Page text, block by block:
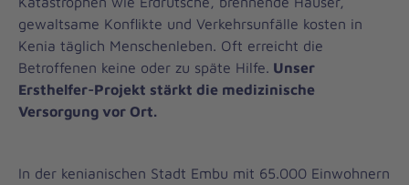
gewaltsame Konflikte und Verkehrsunfälle kosten in
Kenia täglich Menschenleben. Oft erreicht die
Betroffenen keine oder zu späte Hilfe. Unser
Ersthelfer-Projekt stärkt die medizinische
Versorgung vor Ort.
In der kenianischen Stadt Embu mit 65.000 Einwohnern